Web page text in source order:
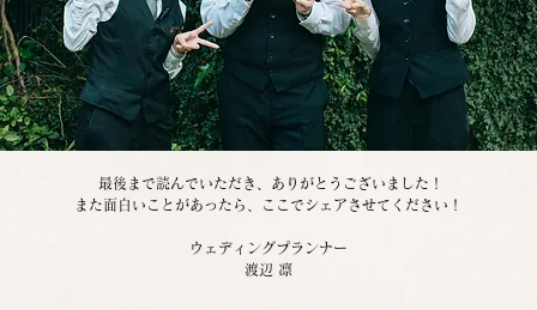
  最後まで読んでいただき、ありがとうございました！
また面白いことがあったら、ここでシェアさせてください！
ウェディングプランナー
渡辺 凛